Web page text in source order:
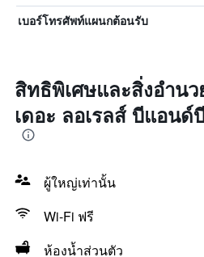
เบอร์โทรศัพท์แผนกต้อนรับ
สิทธิพิเศษและสิ่งอำน
เดอะ ลอเรลส์ บีแอนด์
ผู้ใหญ่เท่านั้น
Wi-Fi ฟรี
ห้องน้ำส่วนตัว